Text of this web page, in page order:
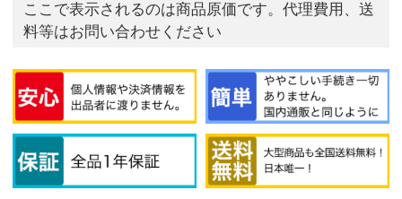
ここで表示されるのは商品原価です。代理費用、送
料等はお問い合わせください